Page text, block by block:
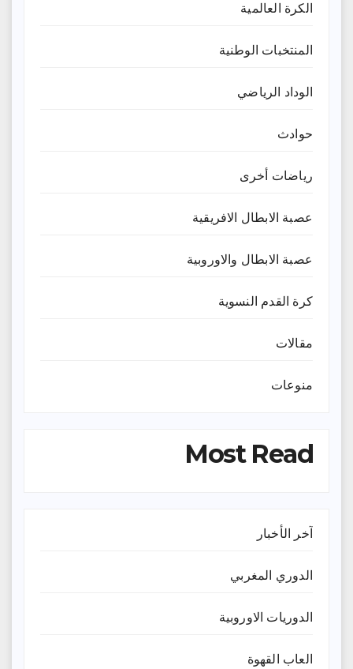
الكرة العالمية
المنتخبات الوطنية
الوداد الرياضي
حوادث
رياضات أخرى
عصبة الابطال الافريقية
عصبة الابطال والاوروبية
كرة القدم النسوية
مقالات
منوعات
Most Read
آخر الأخبار
الدوري المغربي
الدوريات الاوروبية
العاب القهوة